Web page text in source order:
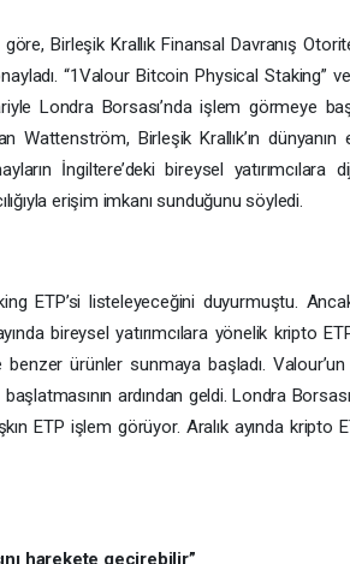
Birleşik Krallık Finansal Davranış
“1Valour Bitcoin Physical Staking”
Londra Borsası’nda işlem görmeye
Wattenström, Birleşik Krallık’ın dünyanın
İngiltere’deki bireysel yatırımcılara
erişim imkanı sunduğunu söyledi.
ETP’si listeleyeceğini duyurmuştu.
bireysel yatırımcılara yönelik kripto
ürünler sunmaya başladı. Valour’un
ardından geldi. Londra
ETP işlem görüyor. Aralık ayında kripto
harekete geçirebilir”